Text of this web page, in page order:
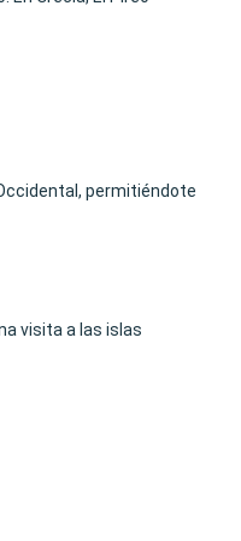
permitiéndote
visita a las islas